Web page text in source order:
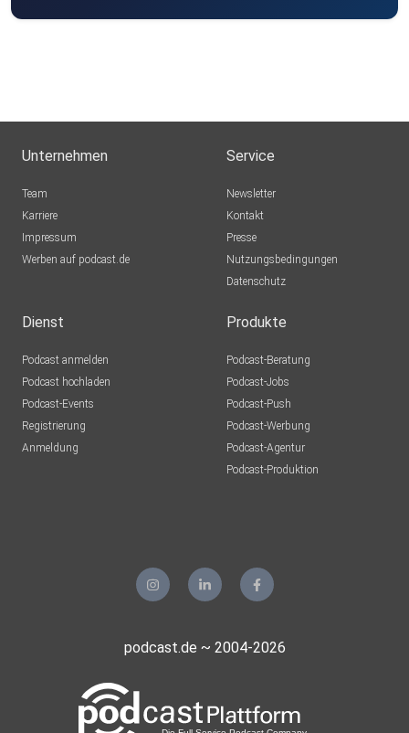
Unternehmen
Team
Karriere
Impressum
Werben auf podcast.de
Service
Newsletter
Kontakt
Presse
Nutzungsbedingungen
Datenschutz
Dienst
Podcast anmelden
Podcast hochladen
Podcast-Events
Registrierung
Anmeldung
Produkte
Podcast-Beratung
Podcast-Jobs
Podcast-Push
Podcast-Werbung
Podcast-Agentur
Podcast-Produktion
podcast.de ~ 2004-2026